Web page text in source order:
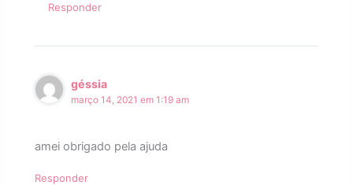
Responder
géssia
março 14, 2021 em 1:19 am
amei obrigado pela ajuda
Responder